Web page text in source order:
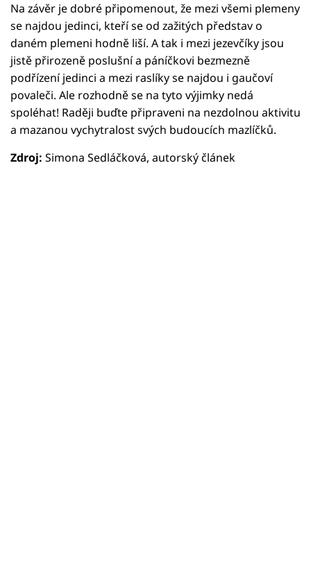
Na závěr je dobré připomenout, že mezi všemi plemeny
se najdou jedinci, kteří se od zažitých představ o
daném plemeni hodně liší. A tak i mezi jezevčíky jsou
jistě přirozeně poslušní a páníčkovi bezmezně
podřízení jedinci a mezi raslíky se najdou i gaučoví
povaleči. Ale rozhodně se na tyto výjimky nedá
spoléhat! Raději buďte připraveni na nezdolnou aktivitu
a mazanou vychytralost svých budoucích mazlíčků.
Zdroj: Simona Sedláčková, autorský článek